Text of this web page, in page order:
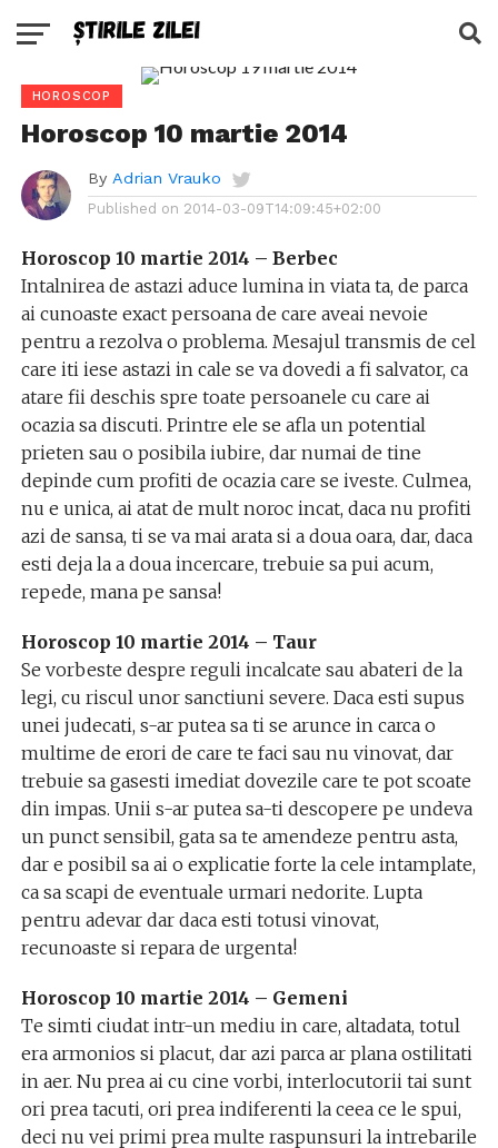
HOROSCOP
Horoscop 10 martie 2014
By Adrian Vrauko
Published on 2014-03-09T14:09:45+02:00
Horoscop 10 martie 2014 – Berbec
Intalnirea de astazi aduce lumina in viata ta, de parca
ai cunoaste exact persoana de care aveai nevoie
pentru a rezolva o problema. Mesajul transmis de cel
care iti iese astazi in cale se va dovedi a fi salvator, ca
atare fii deschis spre toate persoanele cu care ai
ocazia sa discuti. Printre ele se afla un potential
prieten sau o posibila iubire, dar numai de tine
depinde cum profiti de ocazia care se iveste. Culmea,
nu e unica, ai atat de mult noroc incat, daca nu profiti
azi de sansa, ti se va mai arata si a doua oara, dar, daca
esti deja la a doua incercare, trebuie sa pui acum,
repede, mana pe sansa!
Horoscop 10 martie 2014 – Taur
Se vorbeste despre reguli incalcate sau abateri de la
legi, cu riscul unor sanctiuni severe. Daca esti supus
unei judecati, s-ar putea sa ti se arunce in carca o
multime de erori de care te faci sau nu vinovat, dar
trebuie sa gasesti imediat dovezile care te pot scoate
din impas. Unii s-ar putea sa-ti descopere pe undeva
un punct sensibil, gata sa te amendeze pentru asta,
dar e posibil sa ai o explicatie forte la cele intamplate,
ca sa scapi de eventuale urmari nedorite. Lupta
pentru adevar dar daca esti totusi vinovat,
recunoaste si repara de urgenta!
Horoscop 10 martie 2014 – Gemeni
Te simti ciudat intr-un mediu in care, altadata, totul
era armonios si placut, dar azi parca ar plana ostilitati
in aer. Nu prea ai cu cine vorbi, interlocutorii tai sunt
ori prea tacuti, ori prea indiferenti la ceea ce le spui,
deci nu vei primi prea multe raspunsuri la intrebarile